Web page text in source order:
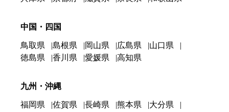
中国・四国
鳥取県 島根県 岡山県 広島県
山口県
徳島県
香川県 愛媛県 高知県
九州・沖縄
福岡県 佐賀県 長崎県 熊本県
大分県